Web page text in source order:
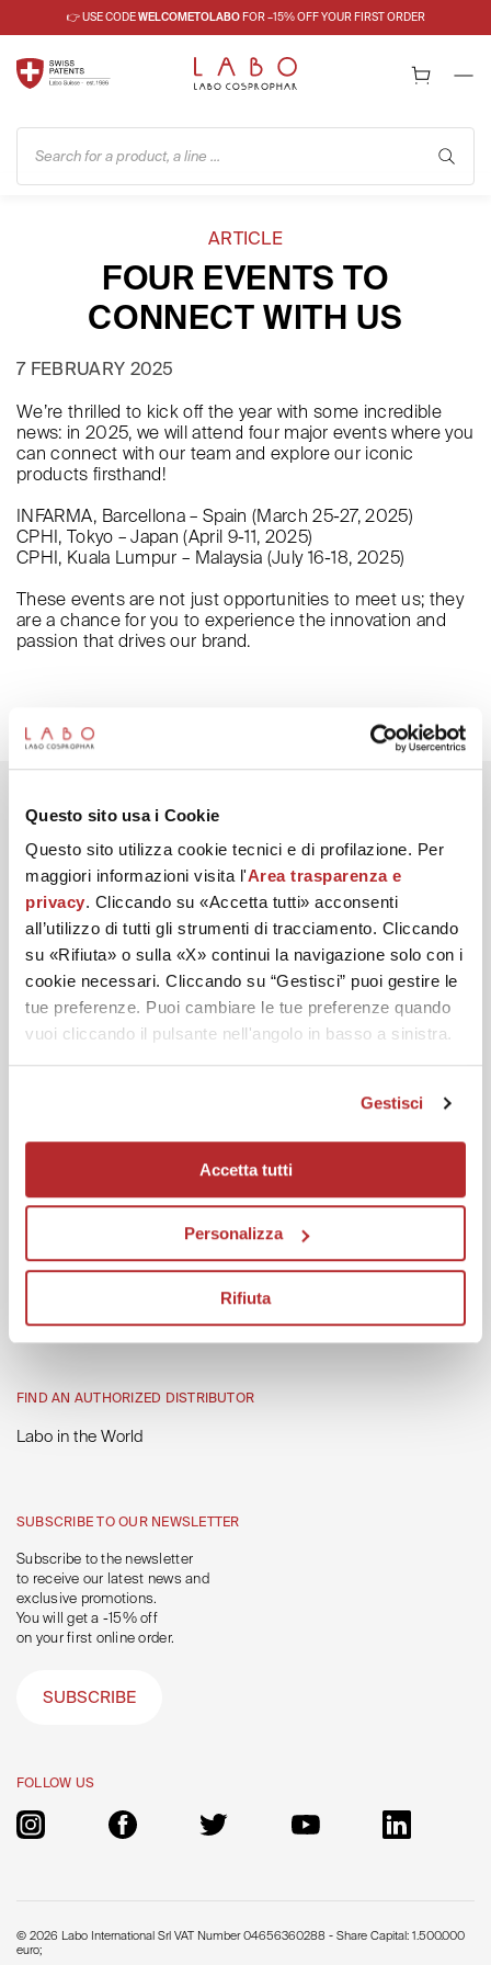
Questo sito usa i Cookie
Questo sito utilizza cookie tecnici e di profilazione. Per
maggiori informazioni visita l'Area trasparenza e
privacy. Cliccando su «Accetta tutti» acconsenti
all’utilizzo di tutti gli strumenti di tracciamento. Cliccando
su «Rifiuta» o sulla «X» continui la navigazione solo con i
cookie necessari. Cliccando su “Gestisci” puoi gestire le
tue preferenze. Puoi cambiare le tue preferenze quando
vuoi cliccando il pulsante nell'angolo in basso a sinistra.
Gestisci
Accetta tutti
Personalizza
Rifiuta
👉 USE CODEWELCOMETOLABOFOR –15% OFF YOUR FIRST ORDER
Search for a product, a line ...
ARTICLE
FOUR EVENTS TO
CONNECT WITH US
7 FEBRUARY 2025
We’re thrilled to kick off the year with some incredible
news: in 2025, we will attend four major events where you
can connect with our team and explore our iconic
products firsthand!
INFARMA, Barcellona – Spain (March 25-27, 2025)
CPHI, Tokyo – Japan (April 9-11, 2025)
CPHI, Kuala Lumpur – Malaysia (July 16-18, 2025)
These events are not just opportunities to meet us; they
are a chance for you to experience the innovation and
passion that drives our brand.
DISCOVER LABO
Labo Magazine
Labo in the World
Labo Forest
Returns and Refunds
Contacts and Assistance
FIND AN AUTHORIZED DISTRIBUTOR
Labo in the World
SUBSCRIBE TO OUR NEWSLETTER
Subscribe to the newsletter
to receive our latest news and
exclusive promotions.
You will get a -15% off
on your first online order.
SUBSCRIBE
FOLLOW US
© 2026 Labo International Srl VAT Number 04656360288 - Share Capital: 1.500.000
euro;